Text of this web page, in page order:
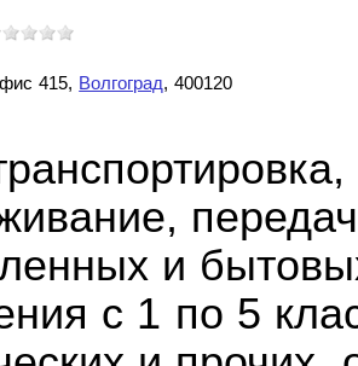
415, Волгоград, 400120
и
с 1 по 5